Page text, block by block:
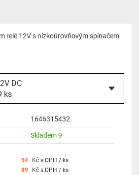
relé 12V s nízkoúrovňovým spínačem
DC
ks
1646315432
Skladem 9
94 Kč s DPH / ks
89 Kč s DPH / ks